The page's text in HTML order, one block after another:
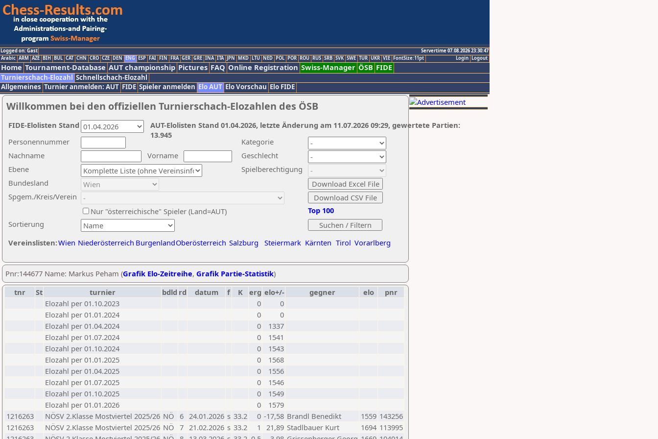
Logged on: Gast
Servertime 07.08.2026 23:30:47
Logout
Login
Arabic ARM AZE BIH BUL CAT CHN CRO CZE DEN ENG ESP FAI FIN FRA GER GRE INA ITA JPN MKD LTU NED POL POR ROU RUS SRB SVK SWE TUR UKR VIE FontSize:11pt
Home Tournament-Database AUT championship Pictures FAQ Online Registration Swiss-Manager ÖSB FIDE
Turnierschach-Elozahl Schnellschach-Elozahl
Allgemeines Turnier anmelden: AUT FIDE Spieler anmelden Elo AUT Elo Vorschau Elo FIDE
Willkommen bei den offiziellen Turnierschach-Elozahlen des ÖSB
Nachname
Vorname
Ebene
Kategorie
Sortierung
Personennummer
Bundesland
Spgem./Kreis/Verein
Geschlecht
Nur "österreichische" Spieler (Land=AUT)
Spielberechtigung
Vereinslisten:Wien Niederösterreich BurgenlandOberösterreich Salzburg Steiermark Kärnten Tirol Vorarlberg
Top 100
AUT-Elolisten Stand 01.04.2026, letzte Änderung am 11.07.2026 09:29, gewertete Partien:
13.945
FIDE-Elolisten Stand
Pnr:144677 Name: Markus Peham (Grafik Elo-Zeitreihe, Grafik Partie-Statistik)
tnr
St turnier bdld rd datum f K erg elo+/- gegner elo
pnr
Elozahl per 01.10.2023
0
0
Elozahl per 01.01.2024
0
0
Elozahl per 01.04.2024
0
1337
Elozahl per 01.07.2024
0
1541
Elozahl per 01.10.2024
0
1543
Elozahl per 01.01.2025
0
1568
Elozahl per 01.04.2025
0
1556
Elozahl per 01.07.2025
0
1546
Elozahl per 01.10.2025
0
1549
Elozahl per 01.01.2026
0
1579
1216263
NÖSV 2.Klasse Mostviertel 2025/26 NÖ 6 24.01.2026 s 33.2 0 -17,58 Brandl Benedikt 1559 143256
1216263
NÖSV 2.Klasse Mostviertel 2025/26 NÖ 7 21.02.2026 s 33.2 1 21,89 Stadlbauer Kurt 1694 113995